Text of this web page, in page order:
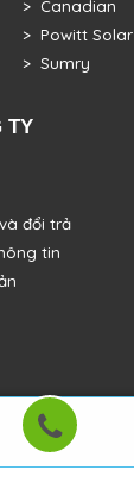
> Canadian
> Powitt Solar
> Sumry
TY
đổi trả
tin